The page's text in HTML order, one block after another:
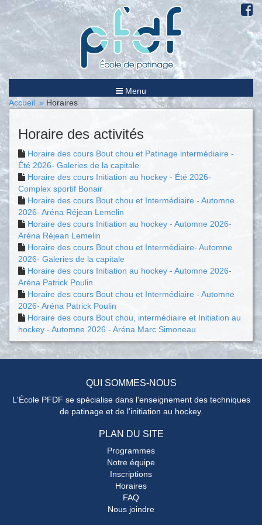
Menu
Accueil
Horaires
Horaire des activités
Horaire des cours Bout chou et Patinage intermédiaire -
Été 2026- Galeries de la capitale
Horaire des cours Initiation au hockey - Été 2026-
Complex sportif Bonair
Horaire des cours Bout chou et Intermédiaire - Automne
2026- Aréna Réjean Lemelin
Horaire des cours Initiation au hockey - Automne 2026-
Aréna Réjean Lemelin
Horaire des cours Bout chou et Intermédiaire- Automne
2026- Galeries de la capitale
Horaire des cours Initiation au hockey - Automne 2026-
Aréna Patrick Poulin
Horaire des cours Bout chou et Intermédiaire - Automne
2026- Aréna Patrick Poulin
Horaire des cours Bout chou, intermédiaire et Initiation au
hockey - Automne 2026 - Aréna Marc Simoneau
QUI SOMMES-NOUS
L'École PFDF se spécialise dans l'enseignement des techniques
de patinage et de l'initiation au hockey.
PLAN DU SITE
Programmes
Notre équipe
Inscriptions
Horaires
FAQ
Nous joindre